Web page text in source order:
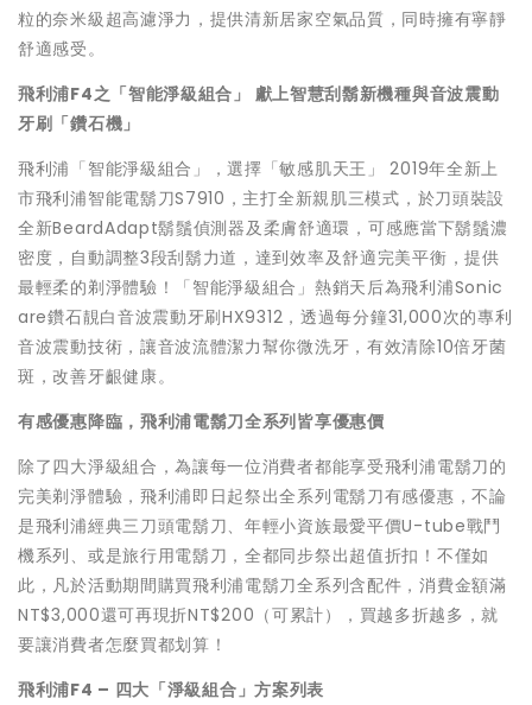
粒的奈米級超高濾淨力，提供清新居家空氣品質，同時擁有寧靜
舒適感受。
飛利浦F4之「智能淨級組合」 獻上智慧刮鬍新機種與音波震動
牙刷「鑽石機」
飛利浦「智能淨級組合」，選擇「敏感肌天王」 2019年全新上
市飛利浦智能電鬍刀S7910，主打全新親肌三模式，於刀頭裝設
全新BeardAdapt鬍鬚偵測器及柔膚舒適環，可感應當下鬍鬚濃
密度，自動調整3段刮鬍力道，達到效率及舒適完美平衡，提供
最輕柔的剃淨體驗！「智能淨級組合」熱銷天后為飛利浦Sonic
are鑽石靚白音波震動牙刷HX9312，透過每分鐘31,000次的專利
音波震動技術，讓音波流體潔力幫你微洗牙，有效清除10倍牙菌
斑，改善牙齦健康。
有感優惠降臨，飛利浦電鬍刀全系列皆享優惠價
除了四大淨級組合，為讓每一位消費者都能享受飛利浦電鬍刀的
完美剃淨體驗，飛利浦即日起祭出全系列電鬍刀有感優惠，不論
是飛利浦經典三刀頭電鬍刀、年輕小資族最愛平價U-tube戰鬥
機系列、或是旅行用電鬍刀，全都同步祭出超值折扣！不僅如
此，凡於活動期間購買飛利浦電鬍刀全系列含配件，消費金額滿
NT$3,000還可再現折NT$200（可累計），買越多折越多，就
要讓消費者怎麼買都划算！
飛利浦F4 – 四大「淨級組合」方案列表